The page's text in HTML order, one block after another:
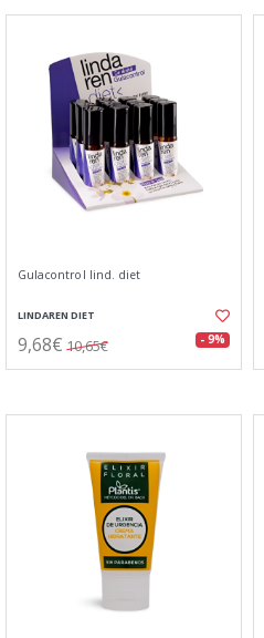
Gulacontrol lind. diet
LINDAREN DIET
9,68€ 10,65€ - 9%